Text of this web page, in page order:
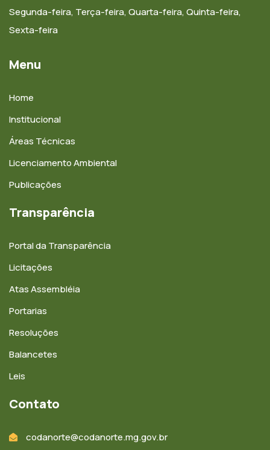
Segunda-feira, Terça-feira, Quarta-feira, Quinta-feira,
Sexta-feira
Menu
Home
Institucional
Áreas Técnicas
Licenciamento Ambiental
Publicações
Transparência
Portal da Transparência
Licitações
Atas Assembléia
Portarias
Resoluções
Balancetes
Leis
Contato
codanorte@codanorte.mg.gov.br